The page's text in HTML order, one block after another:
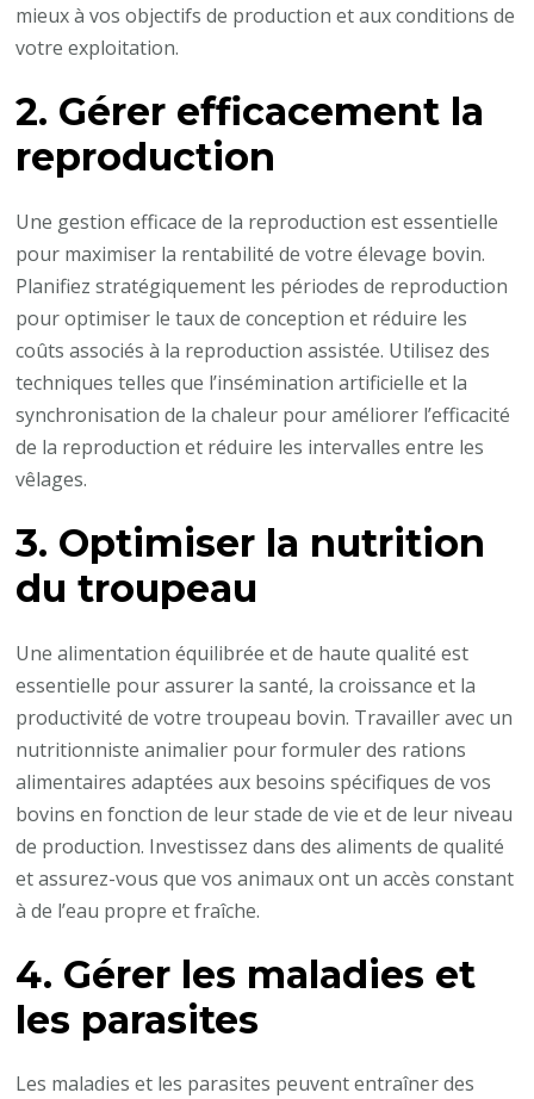
mieux à vos objectifs de production et aux conditions de
votre exploitation.
2. Gérer efficacement la
reproduction
Une gestion efficace de la reproduction est essentielle
pour maximiser la rentabilité de votre élevage bovin.
Planifiez stratégiquement les périodes de reproduction
pour optimiser le taux de conception et réduire les
coûts associés à la reproduction assistée. Utilisez des
techniques telles que l’insémination artificielle et la
synchronisation de la chaleur pour améliorer l’efficacité
de la reproduction et réduire les intervalles entre les
vêlages.
3. Optimiser la nutrition
du troupeau
Une alimentation équilibrée et de haute qualité est
essentielle pour assurer la santé, la croissance et la
productivité de votre troupeau bovin. Travailler avec un
nutritionniste animalier pour formuler des rations
alimentaires adaptées aux besoins spécifiques de vos
bovins en fonction de leur stade de vie et de leur niveau
de production. Investissez dans des aliments de qualité
et assurez-vous que vos animaux ont un accès constant
à de l’eau propre et fraîche.
4. Gérer les maladies et
les parasites
Les maladies et les parasites peuvent entraîner des